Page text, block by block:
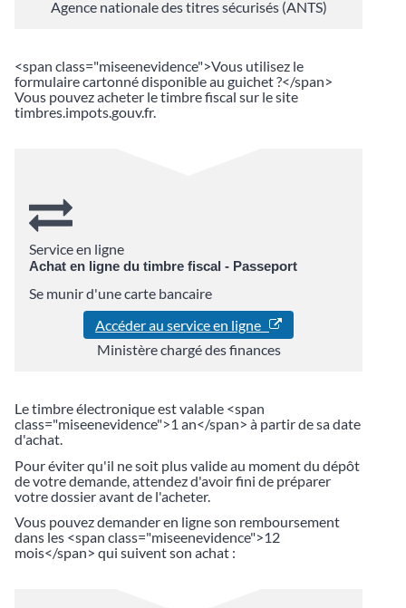
Agence nationale des titres sécurisés (ANTS)
<span class="miseenevidence">Vous utilisez le
formulaire cartonné disponible au guichet ?</span>
Vous pouvez acheter le timbre fiscal sur le site
timbres.impots.gouv.fr.
Service en ligne
Achat en ligne du timbre fiscal - Passeport
Se munir d'une carte bancaire
Accéder au service en ligne
Ministère chargé des finances
Le timbre électronique est valable <span
class="miseenevidence">1 an</span> à partir de sa date
d'achat.
Pour éviter qu'il ne soit plus valide au moment du dépôt
de votre demande, attendez d'avoir fini de préparer
votre dossier avant de l'acheter.
Vous pouvez demander en ligne son remboursement
dans les <span class="miseenevidence">12
mois</span> qui suivent son achat :